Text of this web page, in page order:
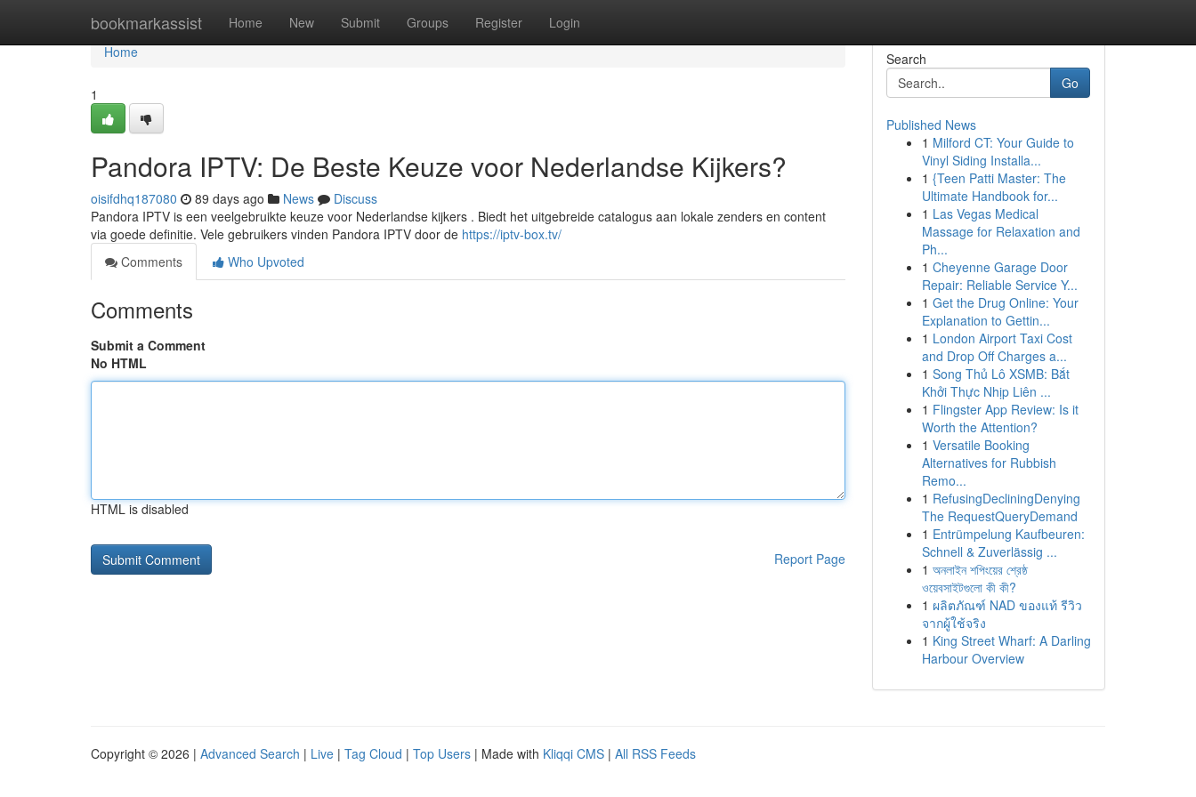
bookmarkassist Home New Submit Groups Register Login
Home
Home
1
Pandora IPTV: De Beste Keuze voor Nederlandse Kijkers?
oisifdhq187080 89 days ago News
Discuss
Pandora IPTV is een veelgebruikte keuze voor Nederlandse kijkers . Biedt het uitgebreide catalogus aan lokale zenders en content
via goede definitie. Vele gebruikers vinden Pandora IPTV door de https://iptv-box.tv/
Comments
Who Upvoted
Comments
Submit a Comment
No HTML
HTML is disabled
Report Page
Search
Go
Published News
1 Milford CT: Your Guide to
Vinyl Siding Installa...
1 {Teen Patti Master: The
Ultimate Handbook for...
1 Las Vegas Medical
Massage for Relaxation and
Ph...
1 Cheyenne Garage Door
Repair: Reliable Service Y...
1 Get the Drug Online: Your
Explanation to Gettin...
1 London Airport Taxi Cost
and Drop Off Charges a...
1 Song Thủ Lô XSMB: Bắt
Khởi Thực Nhịp Liên ...
1 Flingster App Review: Is it
Worth the Attention?
1 Versatile Booking
Alternatives for Rubbish
Remo...
1 RefusingDecliningDenying
The RequestQueryDemand
1 Entrümpelung Kaufbeuren:
Schnell & Zuverlässig ...
1 অনলাইন শপিংয়ের শ্রেষ্ঠ
ওয়েবসাইটগুলো কী কী?
1 ผลิตภัณฑ์ NAD ของแท้ รีวิว
จากผู้ใช้จริง
1 King Street Wharf: A Darling
Harbour Overview
Copyright © 2026 | Advanced Search | Live | Tag Cloud | Top Users | Made with Kliqqi CMS | All RSS Feeds